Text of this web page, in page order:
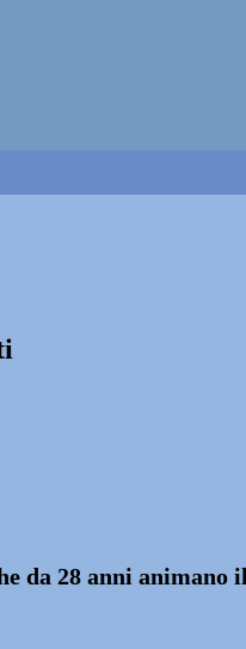
da 28 anni animano